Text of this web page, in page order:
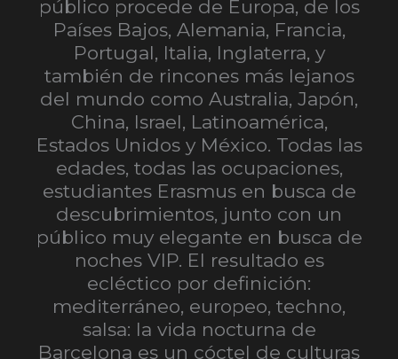
público procede de Europa, de los
Países Bajos, Alemania, Francia,
Portugal, Italia, Inglaterra, y
también de rincones más lejanos
del mundo como Australia, Japón,
China, Israel, Latinoamérica,
Estados Unidos y México. Todas las
edades, todas las ocupaciones,
estudiantes Erasmus en busca de
descubrimientos, junto con un
público muy elegante en busca de
noches VIP. El resultado es
ecléctico por definición:
mediterráneo, europeo, techno,
salsa: la vida nocturna de
Barcelona es un cóctel de culturas